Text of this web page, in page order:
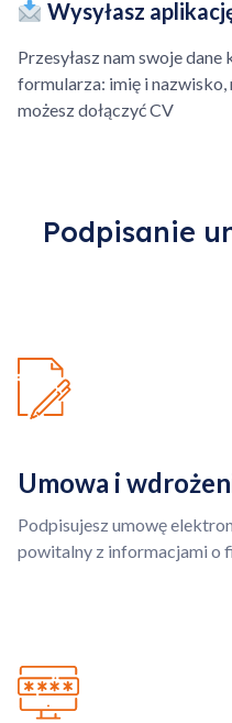
Wysyłasz
Przesyłasz nam swoje
formularza: imię i nazwisko,
możesz dołączyć CV
Podpisanie
Umowa i
Podpisujesz umowę
powitalny z informacjami o